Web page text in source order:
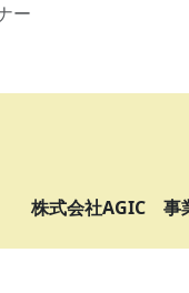
ー
株式会社AGIC 事